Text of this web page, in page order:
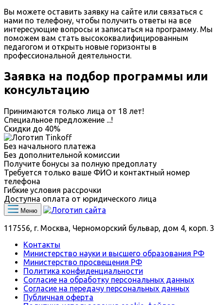
Вы можете оставить заявку на сайте или связаться с
нами по телефону, чтобы получить ответы на все
интересующие вопросы и записаться на программу. Мы
поможем вам стать высококвалифицированным
педагогом и открыть новые горизонты в
профессиональной деятельности.
Заявка на подбор программы или
консультацию
Принимаются только лица от 18 лет!
Специальное предложение ...!
Скидки до 40%
Без начального платежа
Без дополнительной комиссии
Получите бонусы за полную предоплату
Требуется только ваше ФИО и контактный номер
телефона
Гибкие условия рассрочки
Доступна оплата от юридического лица
Меню
117556, г. Москва, Черноморский бульвар, дом 4, корп. 3
Контакты
Министерство науки и высшего образования РФ
Министерство просвещения РФ
Политика конфиденциальности
Согласие на обработку персональных данных
Согласие на передачу персональных данных
Публичная оферта